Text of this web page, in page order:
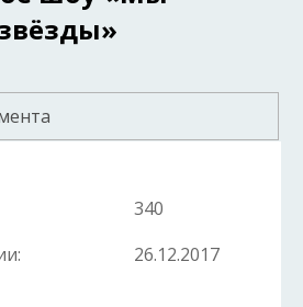
340
26.12.2017